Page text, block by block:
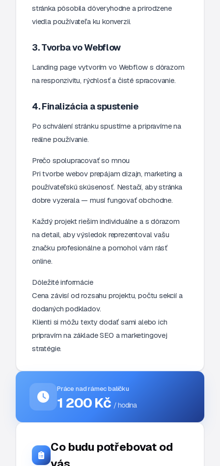
stránka pôsobila dôveryhodne a prirodzene
viedla používateľa ku konverzii.
3. Tvorba vo Webflow
Landing page vytvorím vo Webflow s dôrazom
na responzivitu, rýchlosť a čisté spracovanie.
4. Finalizácia a spustenie
Po schválení stránku spustíme a pripravíme na
reálne používanie.
Prečo spolupracovať so mnou
Pri tvorbe webov prepájam dizajn, marketing a
používateľskú skúsenosť. Nestačí, aby stránka
dobre vyzerala — musí fungovať obchodne.
Každý projekt riešim individuálne a s dôrazom
na detail, aby výsledok reprezentoval vašu
značku profesionálne a pomohol vám rásť
online.
Dôležité informácie
Cena závisí od rozsahu projektu, počtu sekcií a
dodaných podkladov.
Klienti si môžu texty dodať sami alebo ich
pripravím na základe SEO a marketingovej
stratégie.
Práce nad rámec balíčku
1 200 Kč / hodina
Co budu potřebovat od